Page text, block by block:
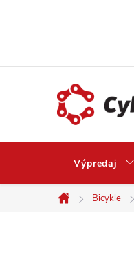
Výpredaj
Domov
Bicykle